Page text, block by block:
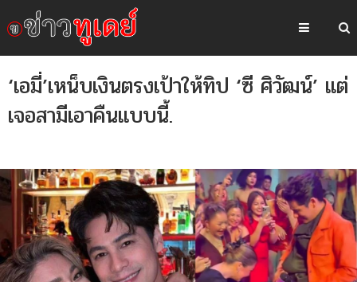
‘เอมี่’เหน็บเงินตรงเป้าให้ทิป ‘ซี ศิวัฒน์’ แต่
เจอสามีเอาคืนแบบนี้.